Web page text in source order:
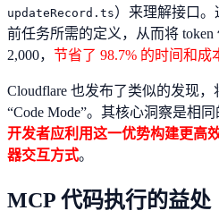
updateRecord.ts）来理解接口。
前任务所需的定义，从而将 token
2,000， 节省了 98.7% 的时间和成
Cloudflare 也发布了类似的发现
“Code Mode”。其核心洞察是相同
开发者应利用这一优势构建更高
器交互方式。
MCP 代码执行的益处